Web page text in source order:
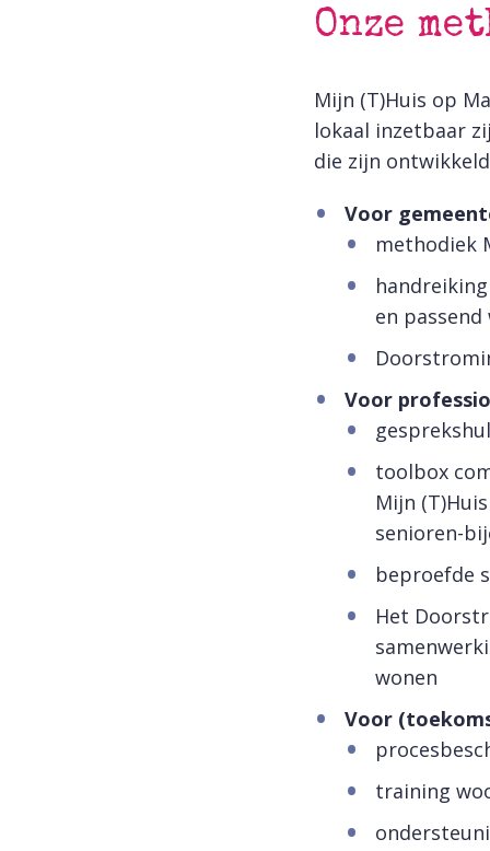
Onze
Mijn (T)Huis op
lokaal inzetbaar
die zijn
Voor
methodiek
en
Voor
toolbox
Mijn
senioren-
beproefde
Het
wonen
Voor
training